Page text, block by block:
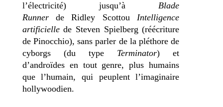
l’électricité) jusqu’àBlade
Runnerde Ridley ScottouIntelligence
artificiellede Steven Spielberg (réécriture
de Pinocchio), sans parler de la pléthore de
cyborgs (du type Terminator) et
d’androïdes en tout genre, plus humains
que l’humain, qui peuplent l’imaginaire
hollywoodien.